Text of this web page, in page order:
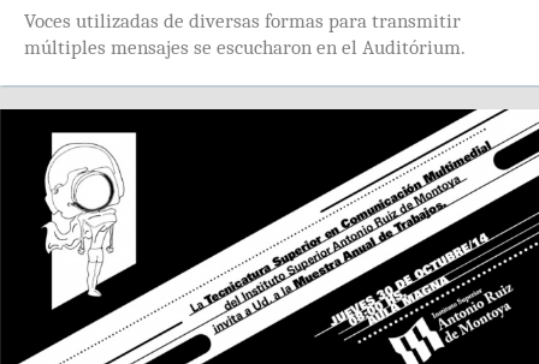
Voces utilizadas de diversas formas para transmitir
múltiples mensajes se escucharon en el Auditórium.